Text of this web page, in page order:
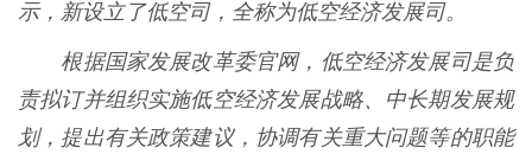
示，新设立了低空司，全称为低空经济发展司。
根据国家发展改革委官网，低空经济发展司是负
责拟订并组织实施低空经济发展战略、中长期发展规
划，提出有关政策建议，协调有关重大问题等的职能